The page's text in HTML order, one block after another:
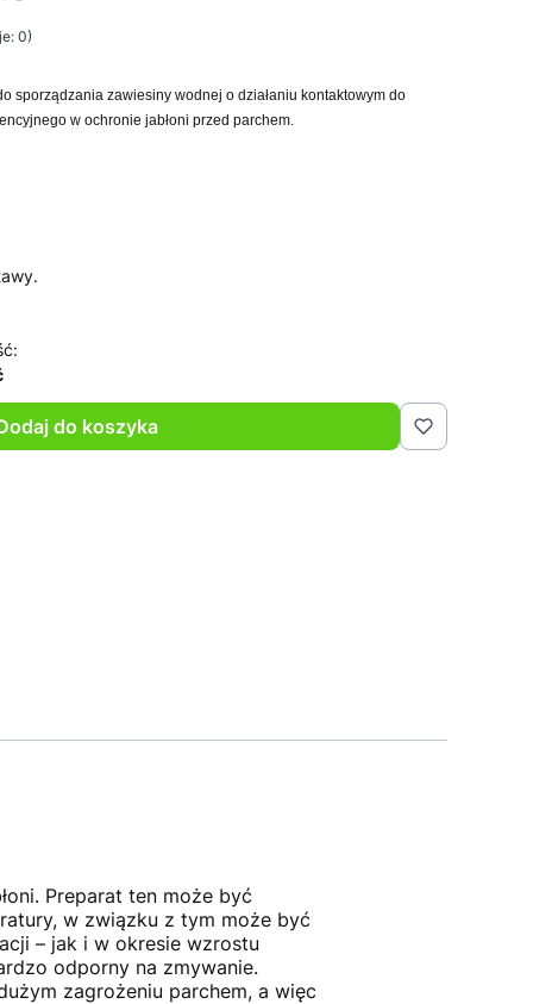
0)
sporządzania zawiesiny wodnej o działaniu kontaktowym do
w ochronie jabłoni przed parchem.
do koszyka
Preparat ten może być
w związku z tym może być
– jak i w okresie wzrostu
odporny na zmywanie.
zagrożeniu parchem, a więc